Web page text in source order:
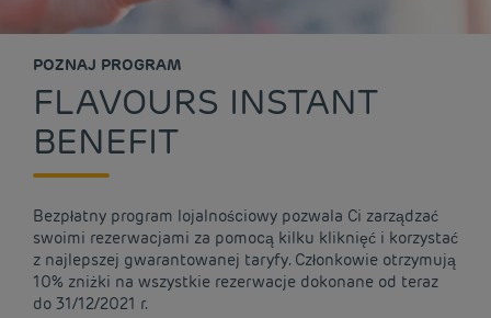
POZNAJ PROGRAM
FLAVOURS INSTANT
BENEFIT
Bezpłatny program lojalnościowy pozwala Ci zarządzać
swoimi rezerwacjami za pomocą kilku kliknięć i korzystać
z najlepszej gwarantowanej taryfy. Członkowie otrzymują
10% zniżki na wszystkie rezerwacje dokonane od teraz
do 31/12/2021 r.
Tanie hotele Paryż
Tanie hotele Warszawa
Tanie hotele Wrocław
Informacje prawne